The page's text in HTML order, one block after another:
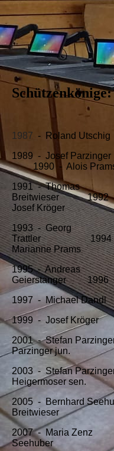
Schützenkönige:
1987 - Roland
1989 - Josef
1990 - Alois
1991 - Thomas
Breitwieser 1992
Josef Kröger
1993 - Georg
Trattler 1994
Marianne Prams
1995 - Andreas
Geierstanger 1996 -
1997 - Michael
1999 - Josef
2001 - Stefan
Parzinger jun.
2003 - Stefan
Heigermoser sen.
2005 - Bernhard
Breitwieser
2007 - Maria
Seehuber